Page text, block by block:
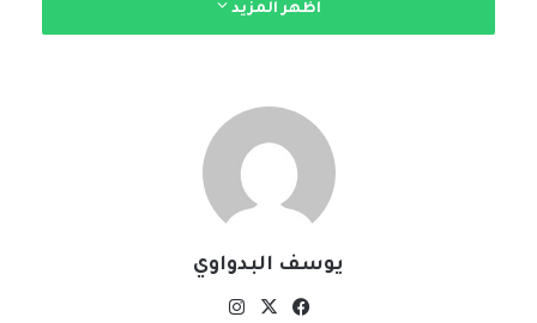
اظهر المزيد
يوسف البدواوي
فيسبوك
‫X